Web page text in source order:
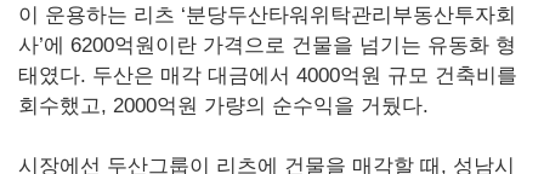
이 운용하는 리츠 ‘분당두산타워위탁관리부동산투자회
사’에 6200억원이란 가격으로 건물을 넘기는 유동화 형
태였다. 두산은 매각 대금에서 4000억원 규모 건축비를
회수했고, 2000억원 가량의 순수익을 거뒀다.
시장에선 두산그룹이 리츠에 건물을 매각할 때, 성남시